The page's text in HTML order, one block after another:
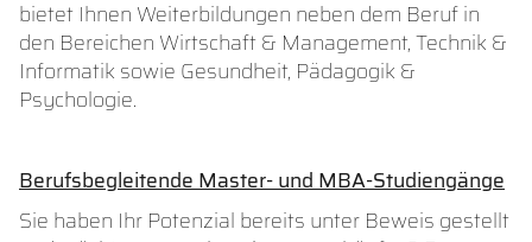
bietet Ihnen Weiterbildungen neben dem Beruf in
den Bereichen Wirtschaft & Management, Technik &
Informatik sowie Gesundheit, Pädagogik &
Psychologie.
Berufsbegleitende Master- und MBA-Studiengänge
Sie haben Ihr Potenzial bereits unter Beweis gestellt